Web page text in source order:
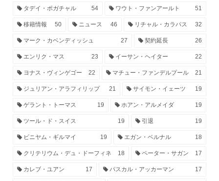
タデイ・ポガチャル 54 ワウト・ファンアールト 51
移籍情報 50 ニュース 46 リチャル・カラパス 32
マーク・カベンディッシュ 27 契約延長 26
エンリク・マス 23 イーサン・ヘイター 22
ヨナス・ヴィンゲゴー 22 マチュー・ファンデルプール 21
ジュリアン・アラフィリップ 21 サイモン・イェーツ 19
ゲラント・トーマス 19 ホアン・アルメイダ 19
ツール・ド・スイス 19 引退 19
ビニヤム・ギルマイ 19 エガン・ベルナル 18
クリテリウム・デュ・ドーフィネ 18 ペーター・サガン 17
カレブ・ユアン 17 パスカル・アッカーマン 17